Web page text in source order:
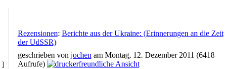
]
Rezensionen: Berichte aus der Ukraine: (Erinnerungen an die Zeit
der UdSSR)
geschrieben von jochen am Montag, 12. Dezember 2011 (6418
Aufrufe)